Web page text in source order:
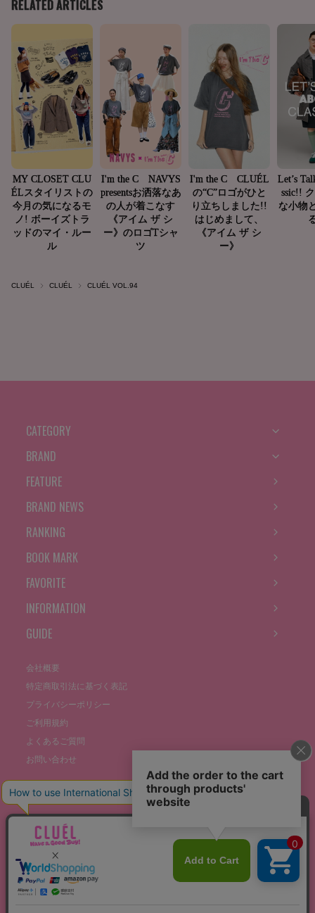
CLUÉL CLUÉL CLUÉL VOL.94
CATEGORY
BRAND
FEATURE
BRAND NEWS
RANKING
BOOK MARK
FAVORITE
INFORMATION
GUIDE
会社概要
特定商取引法に基づく表記
プライバシーポリシー
ご利用規約
よくあるご質問
お問い合わせ
©THE STOCKS CO., LTD